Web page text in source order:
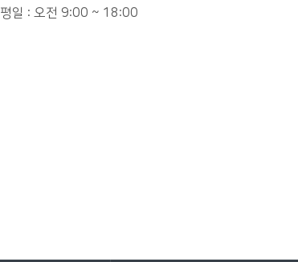
평일 : 오전 9:00 ~ 18:00